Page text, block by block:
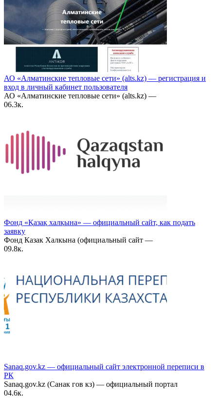
АО «Алматинские тепловые сети» (alts.kz) — регистрация и
вход в личный кабинет пользователя
АО «Алматинские тепловые сети» (alts.kz) —
06.3к.
Фонд «Қазақ халқына» — официальный сайт, как подать
заявку
Фонд Казак Халкына (официальный сайт —
09.8к.
Sanaq.gov.kz — официальный сайт электронной переписи в
РК
Sanaq.gov.kz (Санак гов кз) — официальный портал
04.6к.